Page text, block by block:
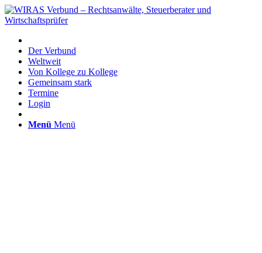
Der Verbund
Weltweit
Von Kollege zu Kollege
Gemeinsam stark
Termine
Login
Menü Menü